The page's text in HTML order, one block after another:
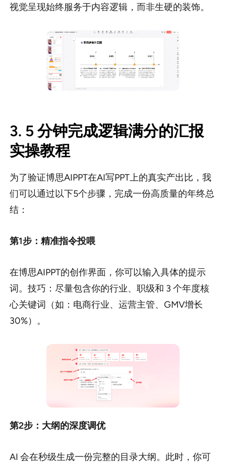
视觉呈现始终服务于内容逻辑，而非生硬的装饰。
3. 5 分钟完成逻辑满分的汇报
实操教程
为了验证博思AIPPT在AI写PPT上的真实产出比，我
们可以通过以下5个步骤，完成一份高质量的年终总
结：
第1步：精准指令投喂
在博思AIPPT的创作界面，你可以输入具体的提示
词。技巧：尽量包含你的行业、职级和 3 个年度核
心关键词（如：电商行业、运营主管、GMV增长
30%）。
第2步：大纲的深度调优
AI 会在秒级生成一份完整的目录大纲。此时，你可